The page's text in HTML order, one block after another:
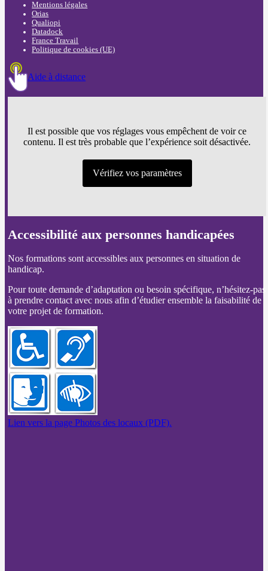
Mentions légales
Orias
Qualiopi
Datadock
France Travail
Politique de cookies (UE)
Aide à distance
Il est possible que vos réglages vous empêchent de voir ce
contenu. Il est très probable que l’expérience soit désactivée.
Vérifiez vos paramètres
Accessibilité aux personnes handicapées
Nos formations sont accessibles aux personnes en situation de
handicap.
Pour toute demande d’adaptation ou besoin spécifique, n’hésitez-pas
à prendre contact avec nous afin d’étudier ensemble la faisabilité de
votre projet de formation.
Lien vers la page Photos des locaux (PDF).